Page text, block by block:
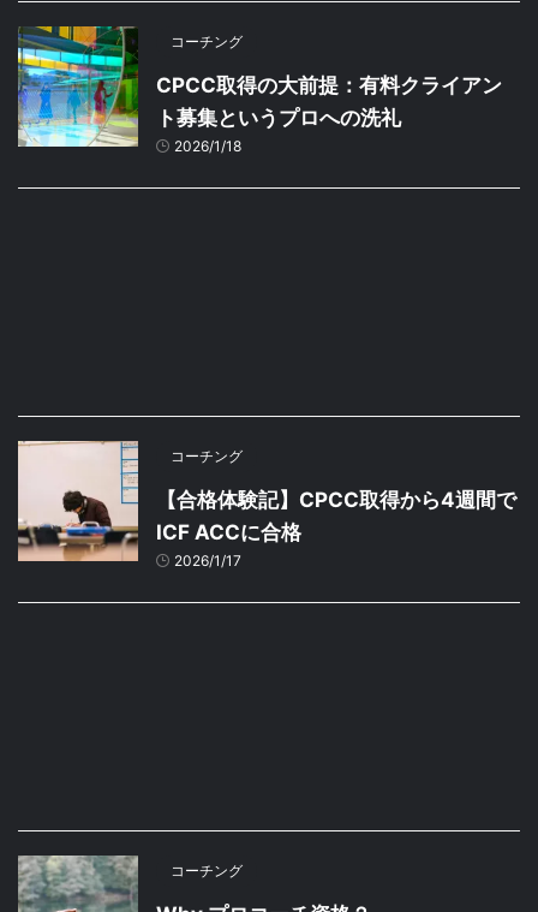
コーチング
CPCC取得の大前提：有料クライアン
ト募集というプロへの洗礼
2026/1/18
コーチング
【合格体験記】CPCC取得から4週間で
ICF ACCに合格
2026/1/17
コーチング